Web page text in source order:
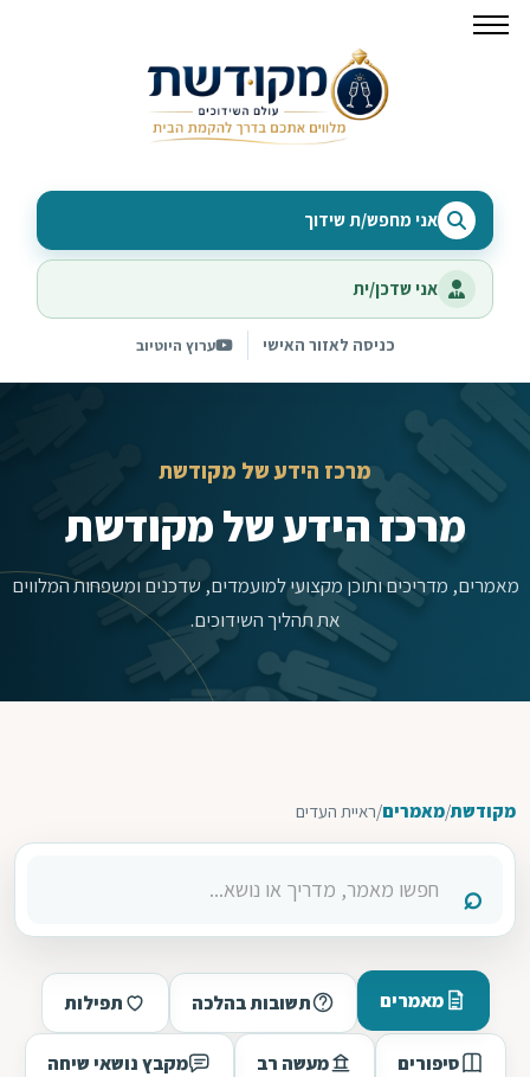
אני מחפש/ת שידוך
אני שדכן/ית
כניסה לאזור האישי ערוץ היוטיוב
מרכז הידע של מקודשת
מרכז הידע של מקודשת
מאמרים, מדריכים ותוכן מקצועי למועמדים, שדכנים ומשפחות המלווים
את תהליך השידוכים.
מקודשת/מאמרים/ראיית העדים
מאמרים תשובות בהלכה תפילות
סיפורים מעשה רב מקבץ נושאי שיחה